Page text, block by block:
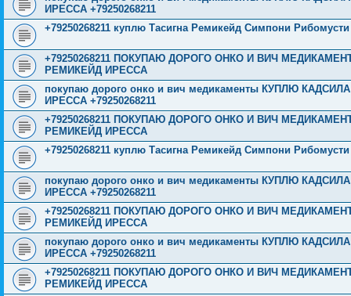
ИРЕССА +79250268211
+79250268211 куплю Тасигна Ремикейд Симпони Рибомусти
+79250268211 ПОКУПАЮ ДОРОГО ОНКО И ВИЧ
РЕМИКЕЙД ИРЕССА
покупаю дорого онко и вич медикаменты КУПЛЮ
ИРЕССА +79250268211
+79250268211 ПОКУПАЮ ДОРОГО ОНКО И ВИЧ
РЕМИКЕЙД ИРЕССА
+79250268211 куплю Тасигна Ремикейд Симпони Рибомусти
покупаю дорого онко и вич медикаменты КУПЛЮ
ИРЕССА +79250268211
+79250268211 ПОКУПАЮ ДОРОГО ОНКО И ВИЧ
РЕМИКЕЙД ИРЕССА
покупаю дорого онко и вич медикаменты КУПЛЮ
ИРЕССА +79250268211
+79250268211 ПОКУПАЮ ДОРОГО ОНКО И ВИЧ
РЕМИКЕЙД ИРЕССА